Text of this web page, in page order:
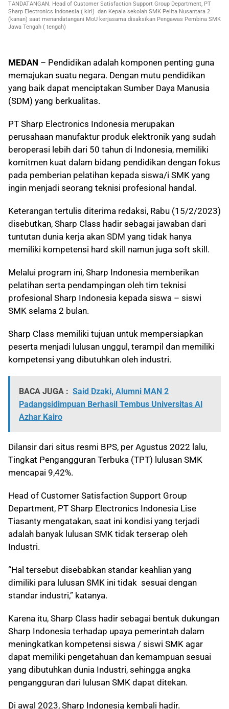
TANDATANGAN. Head of Customer Satisfaction Support Group Department, PT
Sharp Electronics Indonesia ( kiri) dan Kepala sekolah SMK Pelita Nusantara 2
(kanan) saat menandatangani MoU kerjasama disaksikan Pengawas Pembina SMK
Jawa Tengah ( tengah)
MEDAN – Pendidikan adalah komponen penting guna
memajukan suatu negara. Dengan mutu pendidikan
yang baik dapat menciptakan Sumber Daya Manusia
(SDM) yang berkualitas.
PT Sharp Electronics Indonesia merupakan
perusahaan manufaktur produk elektronik yang sudah
beroperasi lebih dari 50 tahun di Indonesia, memiliki
komitmen kuat dalam bidang pendidikan dengan fokus
pada pemberian pelatihan kepada siswa/i SMK yang
ingin menjadi seorang teknisi profesional handal.
Keterangan tertulis diterima redaksi, Rabu (15/2/2023)
disebutkan, Sharp Class hadir sebagai jawaban dari
tuntutan dunia kerja akan SDM yang tidak hanya
memiliki kompetensi hard skill namun juga soft skill.
Melalui program ini, Sharp Indonesia memberikan
pelatihan serta pendampingan oleh tim teknisi
profesional Sharp Indonesia kepada siswa – siswi
SMK selama 2 bulan.
Sharp Class memiliki tujuan untuk mempersiapkan
peserta menjadi lulusan unggul, terampil dan memiliki
kompetensi yang dibutuhkan oleh industri.
BACA JUGA : Said Dzaki, Alumni MAN 2
Padangsidimpuan Berhasil Tembus Universitas Al
Azhar Kairo
Dilansir dari situs resmi BPS, per Agustus 2022 lalu,
Tingkat Pengangguran Terbuka (TPT) lulusan SMK
mencapai 9,42%.
Head of Customer Satisfaction Support Group
Department, PT Sharp Electronics Indonesia Lise
Tiasanty mengatakan, saat ini kondisi yang terjadi
adalah banyak lulusan SMK tidak terserap oleh
Industri.
“Hal tersebut disebabkan standar keahlian yang
dimiliki para lulusan SMK ini tidak sesuai dengan
standar industri,” katanya.
Karena itu, Sharp Class hadir sebagai bentuk dukungan
Sharp Indonesia terhadap upaya pemerintah dalam
meningkatkan kompetensi siswa / siswi SMK agar
dapat memiliki pengetahuan dan kemampuan sesuai
yang dibutuhkan dunia Industri, sehingga angka
pengangguran dari lulusan SMK dapat ditekan.
Di awal 2023, Sharp Indonesia kembali hadir.